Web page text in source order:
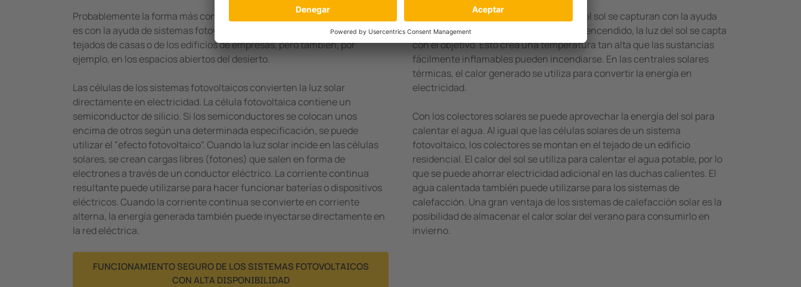
Probablemente la forma más conocida de generar energía a partir del sol
es con la ayuda de sistemas fotovoltaicos. Pueden encontrarse en los
tejados de casas o de los edificios de empresas, pero también, por
ejemplo, en los espacios abiertos del desierto.
Las células de los sistemas fotovoltaicos convierten la luz solar
directamente en electricidad. La célula fotovoltaica contiene un
semiconductor de silicio. Si los semiconductores se colocan unos
encima de otros según una determinada especificación, se puede
utilizar el "efecto fotovoltaico". Cuando la luz solar incide en las células
solares, se crean cargas libres (fotones) que salen en forma de
electrones a través de un conductor eléctrico. La corriente continua
resultante puede utilizarse para hacer funcionar baterías o dispositivos
eléctricos. Cuando la corriente continua se convierte en corriente
alterna, la energía generada también puede inyectarse directamente en
la red eléctrica.
FUNCIONAMIENTO SEGURO DE LOS SISTEMAS FOTOVOLTAICOS
CON ALTA DISPONIBILIDAD
En una central térmica solar, los rayos del sol se capturan con la ayuda
de espejos. De forma similar a un cristal encendido, la luz del sol se capta
con el objetivo. Esto crea una temperatura tan alta que las sustancias
fácilmente inflamables pueden incendiarse. En las centrales solares
térmicas, el calor generado se utiliza para convertir la energía en
electricidad.
Con los colectores solares se puede aprovechar la energía del sol para
calentar el agua. Al igual que las células solares de un sistema
fotovoltaico, los colectores se montan en el tejado de un edificio
residencial. El calor del sol se utiliza para calentar el agua potable, por lo
que se puede ahorrar electricidad adicional en las duchas calientes. El
agua calentada también puede utilizarse para los sistemas de
calefacción. Una gran ventaja de los sistemas de calefacción solar es la
posibilidad de almacenar el calor solar del verano para consumirlo en
invierno.